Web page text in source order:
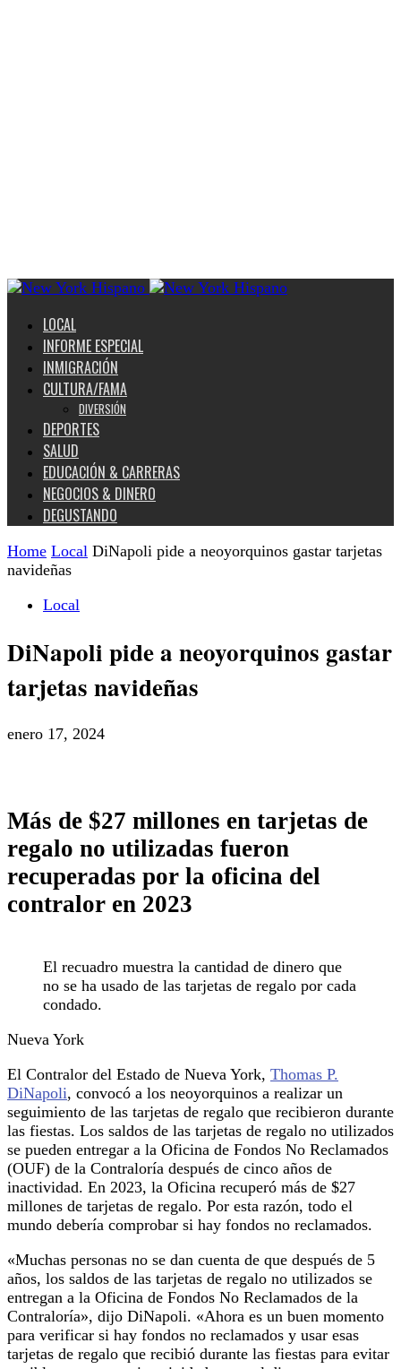
LOCAL
INFORME ESPECIAL
INMIGRACIÓN
CULTURA/FAMA
DIVERSIÓN
DEPORTES
SALUD
EDUCACIÓN & CARRERAS
NEGOCIOS & DINERO
DEGUSTANDO
Home Local DiNapoli pide a neoyorquinos gastar tarjetas
navideñas
Local
DiNapoli pide a neoyorquinos gastar
tarjetas navideñas
enero 17, 2024
Más de $27 millones en tarjetas de
regalo no utilizadas fueron
recuperadas por la oficina del
contralor en 2023
El recuadro muestra la cantidad de dinero que
no se ha usado de las tarjetas de regalo por cada
condado.
Nueva York
El Contralor del Estado de Nueva York, Thomas P.
DiNapoli, convocó a los neoyorquinos a realizar un
seguimiento de las tarjetas de regalo que recibieron durante
las fiestas. Los saldos de las tarjetas de regalo no utilizados
se pueden entregar a la Oficina de Fondos No Reclamados
(OUF) de la Contraloría después de cinco años de
inactividad. En 2023, la Oficina recuperó más de $27
millones de tarjetas de regalo. Por esta razón, todo el
mundo debería comprobar si hay fondos no reclamados.
«Muchas personas no se dan cuenta de que después de 5
años, los saldos de las tarjetas de regalo no utilizados se
entregan a la Oficina de Fondos No Reclamados de la
Contraloría», dijo DiNapoli. «Ahora es un buen momento
para verificar si hay fondos no reclamados y usar esas
tarjetas de regalo que recibió durante las fiestas para evitar